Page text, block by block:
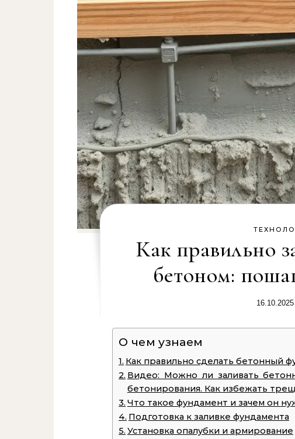
Как правильно
бетоном:
16.10.2025
О чем узнаем
Как правильно сделать бетонный
Видео: Можно ли заливать
бетонирования. Как избежать
Что такое фундамент и зачем он
Подготовка к заливке фундамента
Установка опалубки и армирование